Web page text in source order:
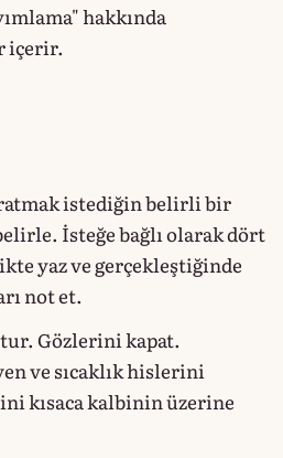
hakkında
içerir.
istediğin belirli bir
İsteğe bağlı olarak dört
yaz ve gerçekleştiğinde
not et.
Gözlerini kapat.
ve sıcaklık hislerini
kısaca kalbinin üzerine